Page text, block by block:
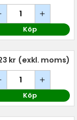
Köp
kr (exkl. moms)
Köp